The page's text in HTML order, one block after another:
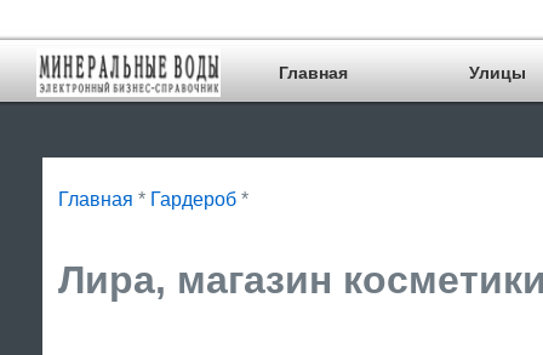
Главная Улицы
Главная * Гардероб *
Лира, магазин